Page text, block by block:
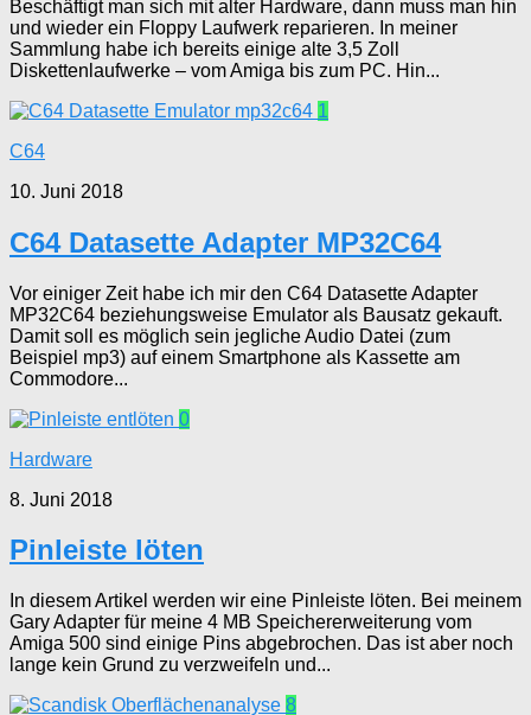
Beschäftigt man sich mit alter Hardware, dann muss man hin
und wieder ein Floppy Laufwerk reparieren. In meiner
Sammlung habe ich bereits einige alte 3,5 Zoll
Diskettenlaufwerke – vom Amiga bis zum PC. Hin...
1
C64
10. Juni 2018
C64 Datasette Adapter MP32C64
Vor einiger Zeit habe ich mir den C64 Datasette Adapter
MP32C64 beziehungsweise Emulator als Bausatz gekauft.
Damit soll es möglich sein jegliche Audio Datei (zum
Beispiel mp3) auf einem Smartphone als Kassette am
Commodore...
0
Hardware
8. Juni 2018
Pinleiste löten
In diesem Artikel werden wir eine Pinleiste löten. Bei meinem
Gary Adapter für meine 4 MB Speichererweiterung vom
Amiga 500 sind einige Pins abgebrochen. Das ist aber noch
lange kein Grund zu verzweifeln und...
8